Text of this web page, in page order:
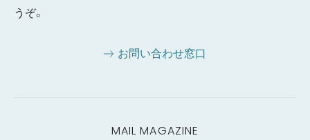
うぞ。
お問い合わせ窓口
MAIL MAGAZINE